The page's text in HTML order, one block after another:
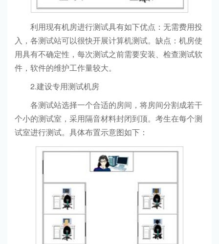
利用现有机房进行测试具有如下优点：无需费用投
入，各测试站可以很快开展计算机测试。缺点：机房使
用具有不确定性，每次测试之前需要安装、检查测试软
件，软件的维护工作量较大。
2.建设专用测试机房
各测试站选择一个合适的房间，将房间分割成若干
个小的测试室，采用隔音材料封闭到顶。考生在每个测
试室进行测试。具体布置示意图如下：